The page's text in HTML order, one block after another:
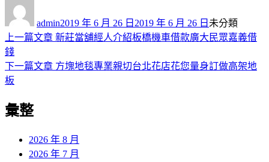
admin佈
日
2019 年 6 月 26 日 2019 年 6 月 26 日 類
未分類
文
章
導
覽
上一篇文章 上
篇
新莊當舖經人介紹板橋機車借款廣大民眾嘉義借
錢
下一篇文章 下
方塊地毯專業親切台北花店花您量身訂做高架地
板
彙整
2026 年 8 月
2026 年 7 月